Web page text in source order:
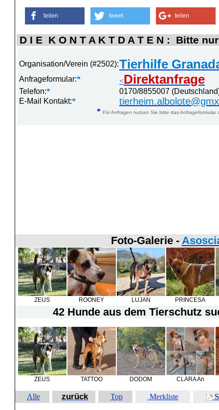
teilen tweet teilen
D I E K O N T A K T D A T E N : Bitte
Organisation/Verein (#2502):Tierhilfe
Anfrageformular:* <Direktanfrage
Telefon:*
0170/8855007
E-Mail Kontakt:*
* Für Anfragen nutzen Sie bitte das
Foto-Galerie -
ZEUS ROONEY LUJAN PRINCESA
42 Hunde aus dem Tierschutz
ZEUS TATTOO DODOM CLARA An
Alle zurück Top Merkliste